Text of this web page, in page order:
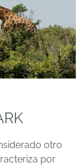
otro
por